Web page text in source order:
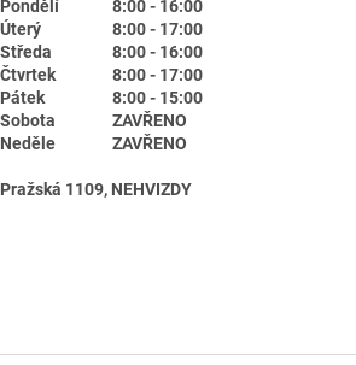
Pondělí
8:00 - 16:00
Úterý
8:00 - 17:00
Středa
8:00 - 16:00
Čtvrtek
8:00 - 17:00
Pátek
8:00 - 15:00
Sobota
ZAVŘENO
Neděle
ZAVŘENO
Pražská 1109, NEHVIZDY